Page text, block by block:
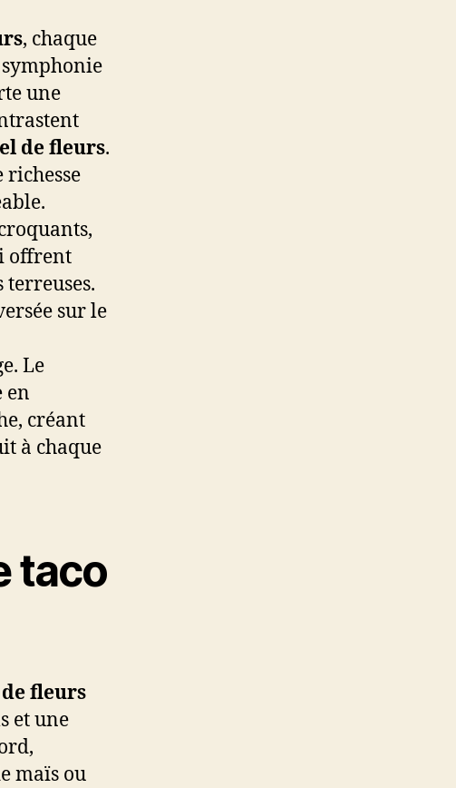
, chaque
une
de fleurs.
richesse
offrent
sur le
Le
en
créant
à chaque
taco
fleurs
et une
maïs ou